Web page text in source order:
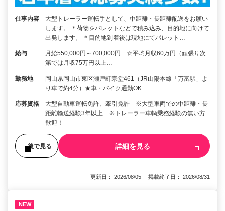
仕事内容
大型トレーラー運転手として、中距離・長距離配送をお願い
します。 ＊荷物をパレットなどで積み込み、目的地に向けて
出発します。 ＊目的地到着後は現地にてパレット…
給与
月給550,000円～700,000円 ☆平均月収60万円（頑張り次
第では月収75万円以上…
勤務地
岡山県岡山市東区瀬戸町宗堂461（JR山陽本線「万富駅」よ
り車で約4分）★車・バイク通勤OK
応募資格
大型自動車運転免許、牽引免許 ※大型車両での中距離・長
距離輸送経験3年以上 ※トレーラー車輌乗務経験の無い方
歓迎！
後で見る 詳細を見る
更新日： 2026/08/05 掲載終了日： 2026/08/31
NEW